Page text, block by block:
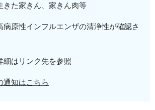
きた家きん、家きん肉等
病原性インフルエンザの清浄性が確認さ
リンク先を参照
通知はこちら